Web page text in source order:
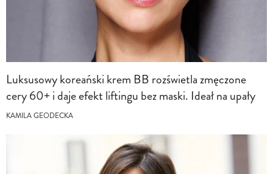
Luksusowy koreański krem BB rozświetla zmęczone
cery 60+ i daje efekt liftingu bez maski. Ideał na upały
KAMILA GEODECKA